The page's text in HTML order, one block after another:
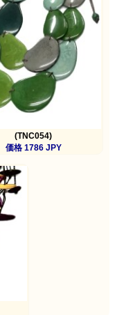
(TNC054)
価格 1786 JPY